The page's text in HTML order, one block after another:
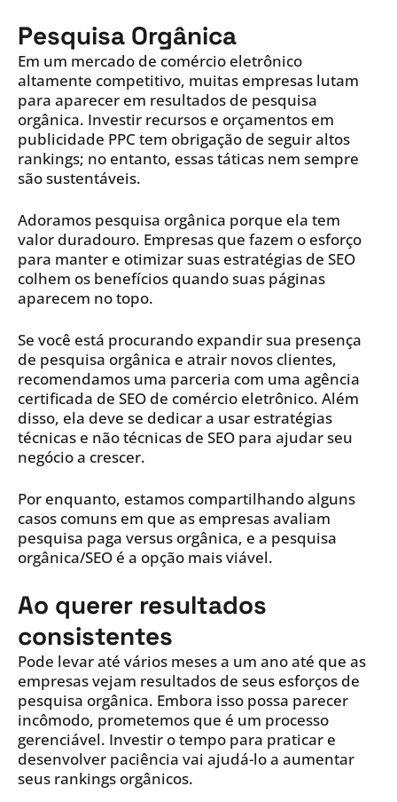
Pesquisa Orgânica
Em um mercado de comércio eletrônico
altamente competitivo, muitas empresas lutam
para aparecer em resultados de pesquisa
orgânica. Investir recursos e orçamentos em
publicidade PPC tem obrigação de seguir altos
rankings; no entanto, essas táticas nem sempre
são sustentáveis.
Adoramos pesquisa orgânica porque ela tem
valor duradouro. Empresas que fazem o esforço
para manter e otimizar suas estratégias de SEO
colhem os benefícios quando suas páginas
aparecem no topo.
Se você está procurando expandir sua presença
de pesquisa orgânica e atrair novos clientes,
recomendamos uma parceria com uma agência
certificada de SEO de comércio eletrônico. Além
disso, ela deve se dedicar a usar estratégias
técnicas e não técnicas de SEO para ajudar seu
negócio a crescer.
Por enquanto, estamos compartilhando alguns
casos comuns em que as empresas avaliam
pesquisa paga versus orgânica, e a pesquisa
orgânica/SEO é a opção mais viável.
Ao querer resultados
consistentes
Pode levar até vários meses a um ano até que as
empresas vejam resultados de seus esforços de
pesquisa orgânica. Embora isso possa parecer
incômodo, prometemos que é um processo
gerenciável. Investir o tempo para praticar e
desenvolver paciência vai ajudá-lo a aumentar
seus rankings orgânicos.